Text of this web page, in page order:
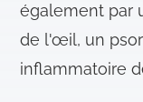
également par
de l'œil, un
inflammatoire